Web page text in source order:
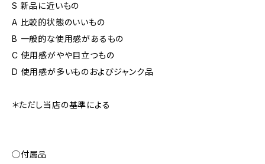
S 新品に近いもの
A 比較的状態のいいもの
B 一般的な使用感があるもの
C 使用感がやや目立つもの
D 使用感が多いものおよびジャンク品
＊ただし当店の基準による
◯付属品